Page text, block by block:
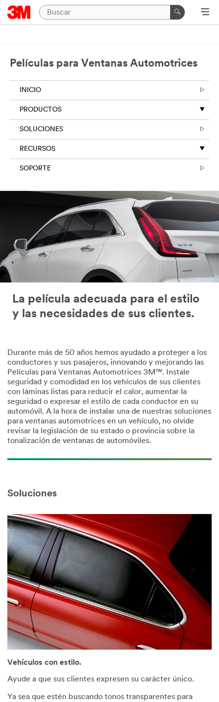
Películas para Ventanas Automotrices
INICIO
PRODUCTOS
SOLUCIONES
RECURSOS
SOPORTE
La película adecuada para el estilo
y las necesidades de sus clientes.
Durante más de 50 años hemos ayudado a proteger a los
conductores y sus pasajeros, innovando y mejorando las
Películas para Ventanas Automotrices 3M™. Instale
seguridad y comodidad en los vehículos de sus clientes
con láminas listas para reducir el calor, aumentar la
seguridad o expresar el estilo de cada conductor en su
automóvil. A la hora de instalar una de nuestras soluciones
para ventanas automotrices en un vehículo, no olvide
revisar la legislación de su estado o provincia sobre la
tonalización de ventanas de automóviles.
Soluciones
Vehículos con estilo.
Ayude a que sus clientes expresen su carácter único.
Ya sea que estén buscando tonos transparentes para